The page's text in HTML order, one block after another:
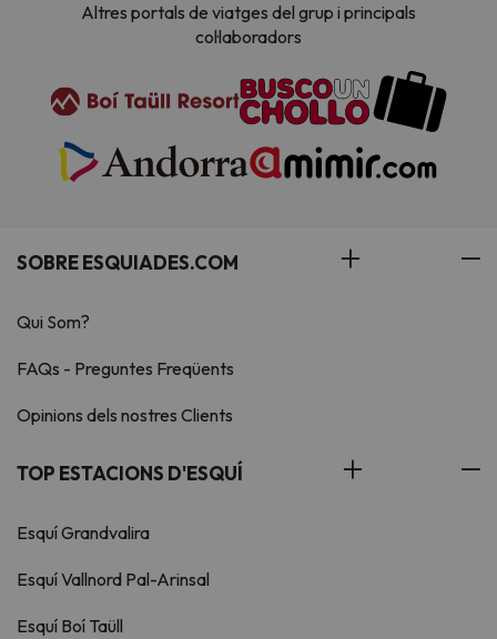
Altres portals de viatges del grup i principals
col·laboradors
SOBRE ESQUIADES.COM
Qui Som?
FAQs - Preguntes Freqüents
Opinions dels nostres Clients
TOP ESTACIONS D'ESQUÍ
Esquí Grandvalira
Esquí Vallnord Pal-Arinsal
Esquí Boí Taüll